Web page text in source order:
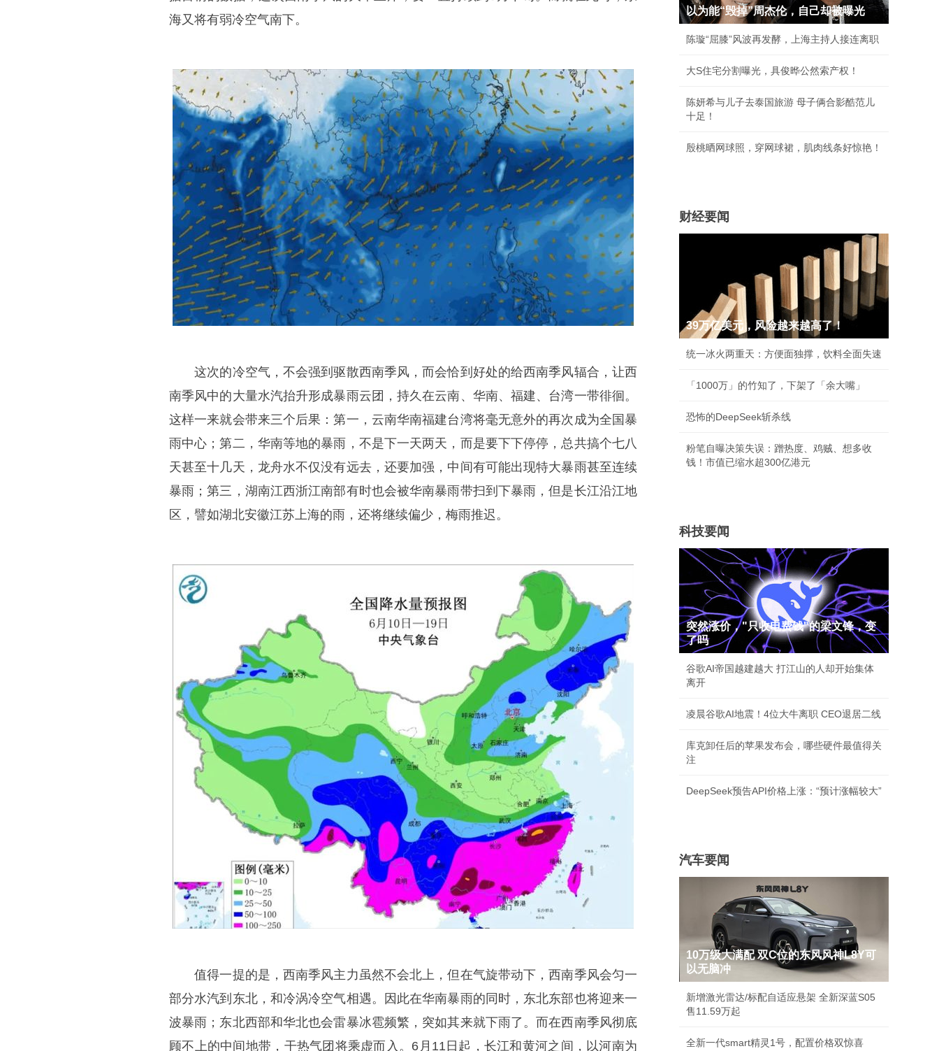
海又将有弱冷空气南下。
这次的冷空气，不会强到驱散西南季风，而会恰到好处的给西南季风辐合，让西
南季风中的大量水汽抬升形成暴雨云团，持久在云南、华南、福建、台湾一带徘徊。
这样一来就会带来三个后果：第一，云南华南福建台湾将毫无意外的再次成为全国暴
雨中心；第二，华南等地的暴雨，不是下一天两天，而是要下下停停，总共搞个七八
天甚至十几天，龙舟水不仅没有远去，还要加强，中间有可能出现特大暴雨甚至连续
暴雨；第三，湖南江西浙江南部有时也会被华南暴雨带扫到下暴雨，但是长江沿江地
区，譬如湖北安徽江苏上海的雨，还将继续偏少，梅雨推迟。
值得一提的是，西南季风主力虽然不会北上，但在气旋带动下，西南季风会匀一
部分水汽到东北，和冷涡冷空气相遇。因此在华南暴雨的同时，东北东部也将迎来一
波暴雨；东北西部和华北也会雷暴冰雹频繁，突如其来就下雨了。而在西南季风彻底
顾不上的中间地带，干热气团将乘虚而入。6月11日起，长江和黄河之间，以河南为
以为能“毁掉”周杰伦，自己却被曝光
陈璇“屈膝”风波再发酵，上海主持人接连离职
大S住宅分割曝光，具俊晔公然索产权！
陈妍希与儿子去泰国旅游 母子俩合影酷范儿
十足！
殷桃晒网球照，穿网球裙，肌肉线条好惊艳！
财经要闻
39万亿美元，风险越来越高了！
统一冰火两重天：方便面独撑，饮料全面失速
「1000万」的竹知了，下架了「余大嘴」
恐怖的DeepSeek斩杀线
粉笔自曝决策失误：蹭热度、鸡贼、想多收
钱！市值已缩水超300亿港元
科技要闻
突然涨价，"只收电费钱"的梁文锋，变
了吗
谷歌AI帝国越建越大 打江山的人却开始集体
离开
凌晨谷歌AI地震！4位大牛离职 CEO退居二线
库克卸任后的苹果发布会，哪些硬件最值得关
注
DeepSeek预告API价格上涨：“预计涨幅较大”
汽车要闻
10万级大满配 双C位的东风风神L8Y可
以无脑冲
新增激光雷达/标配自适应悬架 全新深蓝S05
售11.59万起
全新一代smart精灵1号，配置价格双惊喜